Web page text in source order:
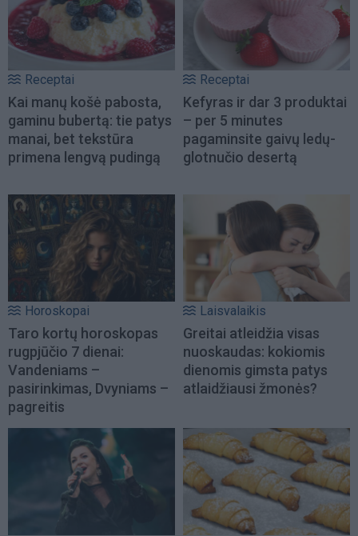
Receptai
Kai manų košė pabosta,
gaminu bubertą: tie patys
manai, bet tekstūra
primena lengvą pudingą
Receptai
Kefyras ir dar 3 produktai
– per 5 minutes
pagaminsite gaivų ledų-
glotnučio desertą
Horoskopai
Taro kortų horoskopas
rugpjūčio 7 dienai:
Vandeniams –
pasirinkimas, Dvyniams –
pagreitis
Laisvalaikis
Greitai atleidžia visas
nuoskaudas: kokiomis
dienomis gimsta patys
atlaidžiausi žmonės?